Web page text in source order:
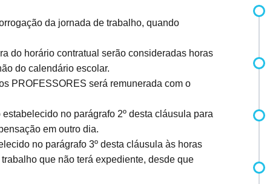
da jornada de trabalho, quando
do horário contratual serão consideradas horas
do calendário escolar.
PROFESSORES será remunerada com o
no parágrafo 2º desta cláusula para
em outro dia.
no parágrafo 3º desta cláusula às horas
que não terá expediente, desde que